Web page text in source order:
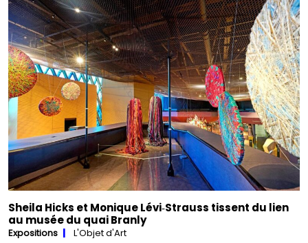
Sheila Hicks et Monique Lévi‑Strauss tissent du lien
au musée du quai Branly
Expositions L'Objet d'Art